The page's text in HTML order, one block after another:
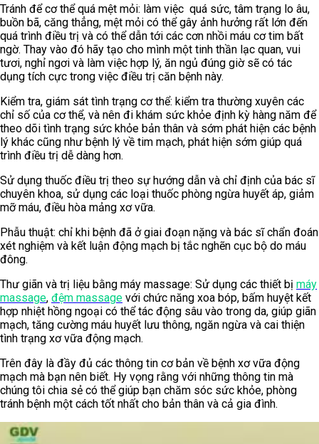
Tránh để cơ thể quá mệt mỏi: làm việc quá sức, tâm trạng lo âu,
buồn bã, căng thẳng, mệt mỏi có thể gây ảnh hưởng rất lớn đến
quá trình điều trị và có thể dẫn tới các cơn nhồi máu cơ tim bất
ngờ. Thay vào đó hãy tạo cho mình một tinh thần lạc quan, vui
tươi, nghỉ ngơi và làm việc hợp lý, ăn ngủ đúng giờ sẽ có tác
dụng tích cực trong việc điều trị căn bệnh này.
Kiểm tra, giám sát tình trạng cơ thể: kiểm tra thường xuyên các
chỉ số của cơ thể, và nên đi khám sức khỏe định kỳ hàng năm để
theo dõi tình trạng sức khỏe bản thân và sớm phát hiện các bệnh
lý khác cũng như bệnh lý về tim mạch, phát hiện sớm giúp quá
trình điều trị dễ dàng hơn.
Sử dụng thuốc điều trị theo sự hướng dẫn và chỉ định của bác sĩ
chuyên khoa, sử dụng các loại thuốc phòng ngừa huyết áp, giảm
mỡ máu, điều hòa mảng xơ vữa.
Phẫu thuật: chỉ khi bệnh đã ở giai đoạn nặng và bác sĩ chẩn đoán
xét nghiệm và kết luận động mạch bị tắc nghẽn cục bộ do máu
đông.
Thư giãn và trị liệu bằng máy massage: Sử dụng các thiết bị máy
massage, đệm massage với chức năng xoa bóp, bấm huyệt kết
hợp nhiệt hồng ngoại có thể tác động sâu vào trong da, giúp giãn
mạch, tăng cường máu huyết lưu thông, ngăn ngừa và cai thiện
tình trạng xơ vữa động mạch.
Trên đây là đầy đủ các thông tin cơ bản về bệnh xơ vữa động
mạch mà bạn nên biết. Hy vọng rằng với những thông tin mà
chúng tôi chia sẻ có thể giúp bạn chăm sóc sức khỏe, phòng
tránh bệnh một cách tốt nhất cho bản thân và cả gia đình.